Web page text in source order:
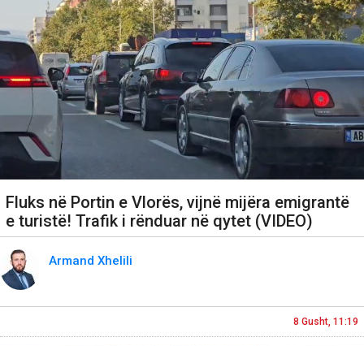
Fluks në Portin e Vlorës, vijnë mijëra emigrantë
e turistë! Trafik i rënduar në qytet (VIDEO)
Armand Xhelili
8 Gusht, 11:19